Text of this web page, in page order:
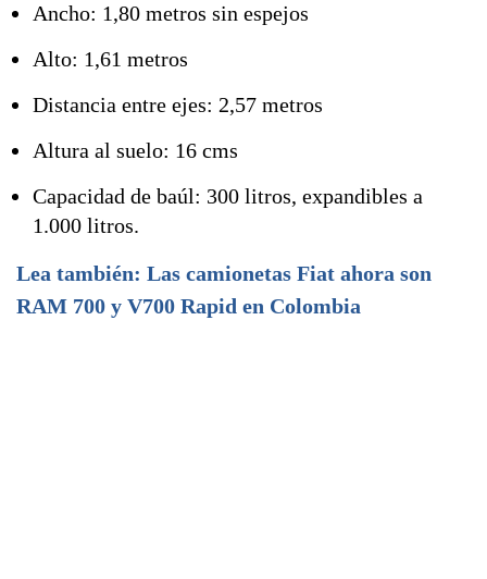
Ancho: 1,80 metros sin espejos
Alto: 1,61 metros
Distancia entre ejes: 2,57 metros
Altura al suelo: 16 cms
Capacidad de baúl: 300 litros, expandibles a
1.000 litros.
Lea también: Las camionetas Fiat ahora son
RAM 700 y V700 Rapid en Colombia